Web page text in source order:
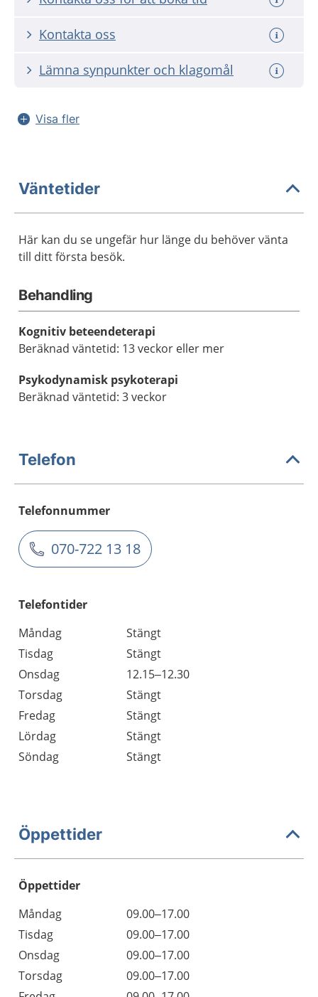
Kontakta oss
Lämna synpunkter och klagomål
Visa fler
Väntetider
Här kan du se ungefär hur länge du behöver vänta
till ditt första besök.
Behandling
Kognitiv beteendeterapi
Beräknad väntetid: 13 veckor eller mer
Psykodynamisk psykoterapi
Beräknad väntetid: 3 veckor
Telefon
Telefonnummer
070-722 13 18
Telefontider
Måndag
Stängt
Tisdag
Stängt
Onsdag
12.15–12.30
Torsdag
Stängt
Fredag
Stängt
Lördag
Stängt
Söndag
Stängt
Öppettider
Öppettider
Dag
Öppettider
Kommentarer
Måndag
09.00–17.00
Tisdag
09.00–17.00
Onsdag
09.00–17.00
Torsdag
09.00–17.00